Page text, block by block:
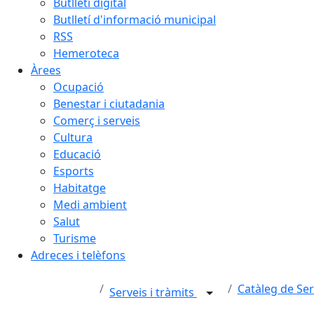
Butlletí d'informació municipal
RSS
Hemeroteca
Àrees
Ocupació
Benestar i ciutadania
Comerç i serveis
Cultura
Educació
Esports
Habitatge
Medi ambient
Salut
Turisme
Adreces i telèfons
Serveis i tràmits Catàleg de